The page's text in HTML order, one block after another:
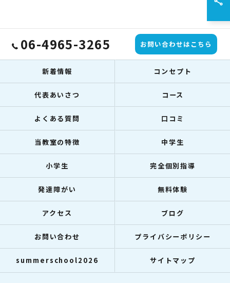
06-4965-3265 お問い合わせはこちら
新着情報 コンセプト
代表あいさつ コース
よくある質問 口コミ
当教室の特徴 中学生
小学生 完全個別指導
発達障がい 無料体験
アクセス ブログ
お問い合わせ プライバシーポリシー
summerschool2026 サイトマップ